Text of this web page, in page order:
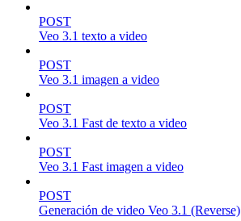
POST
Veo 3.1 texto a video
POST
Veo 3.1 imagen a video
POST
Veo 3.1 Fast de texto a video
POST
Veo 3.1 Fast imagen a video
POST
Generación de video Veo 3.1 (Reverse)